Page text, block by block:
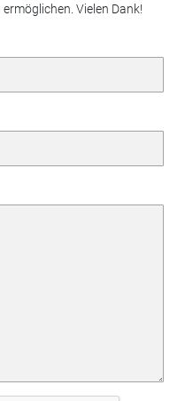
Vielen Dank!